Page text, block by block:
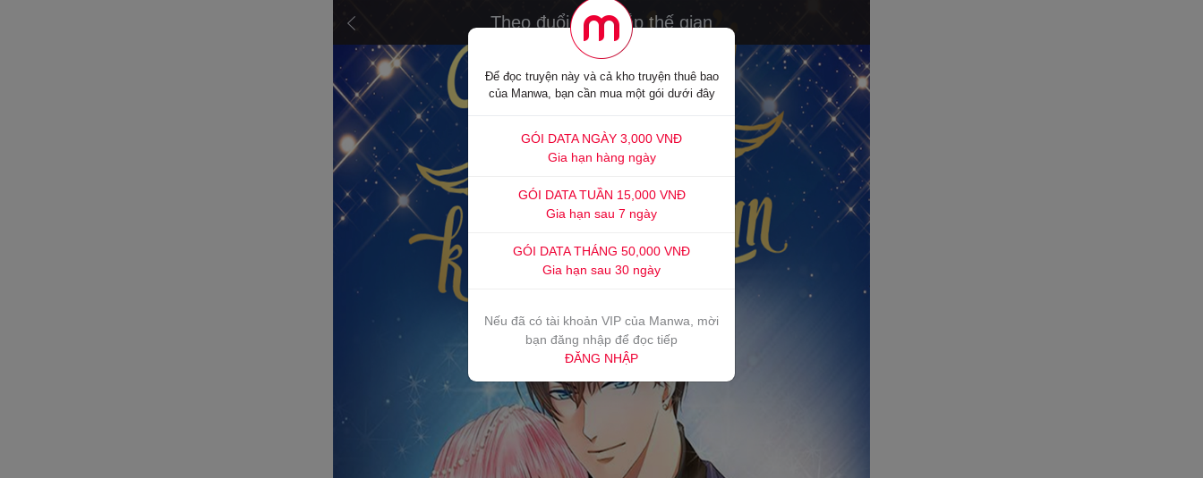
Theo đuổi em khắp thế gian
Để đọc truyện này và cả kho truyện thuê bao
của Manwa, bạn cần mua một gói dưới đây
GÓI DATA NGÀY 3,000 VNĐ
Gia hạn hàng ngày
GÓI DATA TUẦN 15,000 VNĐ
Gia hạn sau 7 ngày
GÓI DATA THÁNG 50,000 VNĐ
Gia hạn sau 30 ngày
Nếu đã có tài khoản VIP của Manwa, mời
bạn đăng nhập để đọc tiếp
ĐĂNG NHẬP